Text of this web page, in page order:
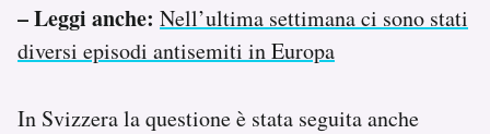
– Leggi anche: Nell’ultima settimana ci sono stati
diversi episodi antisemiti in Europa
In Svizzera la questione è stata seguita anche